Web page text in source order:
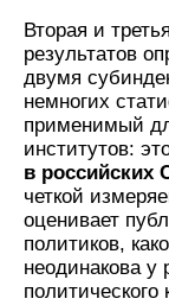
Вторая и
результатов
двумя
немногих
применимый
институтов:
в российских
четкой
оценивает
политиков,
неодинакова у
политического